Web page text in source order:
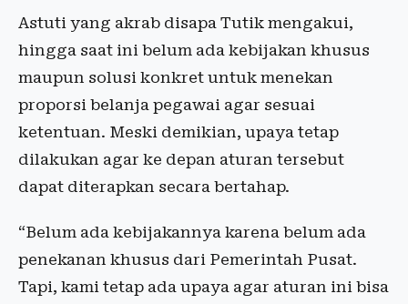
Astuti yang akrab disapa Tutik mengakui,
hingga saat ini belum ada kebijakan khusus
maupun solusi konkret untuk menekan
proporsi belanja pegawai agar sesuai
ketentuan. Meski demikian, upaya tetap
dilakukan agar ke depan aturan tersebut
dapat diterapkan secara bertahap.
“Belum ada kebijakannya karena belum ada
penekanan khusus dari Pemerintah Pusat.
Tapi, kami tetap ada upaya agar aturan ini bisa